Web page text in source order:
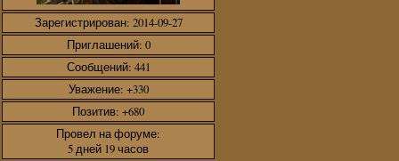
Зарегистрирован: 2014-09-27
Приглашений: 0
Сообщений: 441
Уважение: +330
Позитив: +680
Провел на форуме:
5 дней 19 часов